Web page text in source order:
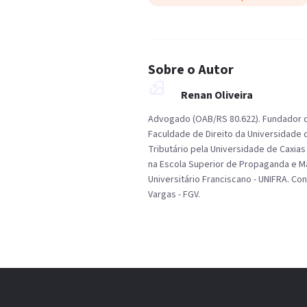
Sobre o Autor
Renan Oliveira
Advogado (OAB/RS 80.622).
Faculdade de Direito da Universidade
Tributário pela Universidade de
na Escola Superior de Propaganda e
Universitário Franciscano - UNIFRA.
Vargas - FGV.